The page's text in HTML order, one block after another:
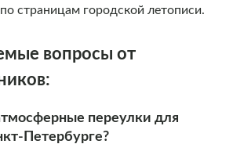
страницам городской летописи.
вопросы от
переулки для
Петербурге?